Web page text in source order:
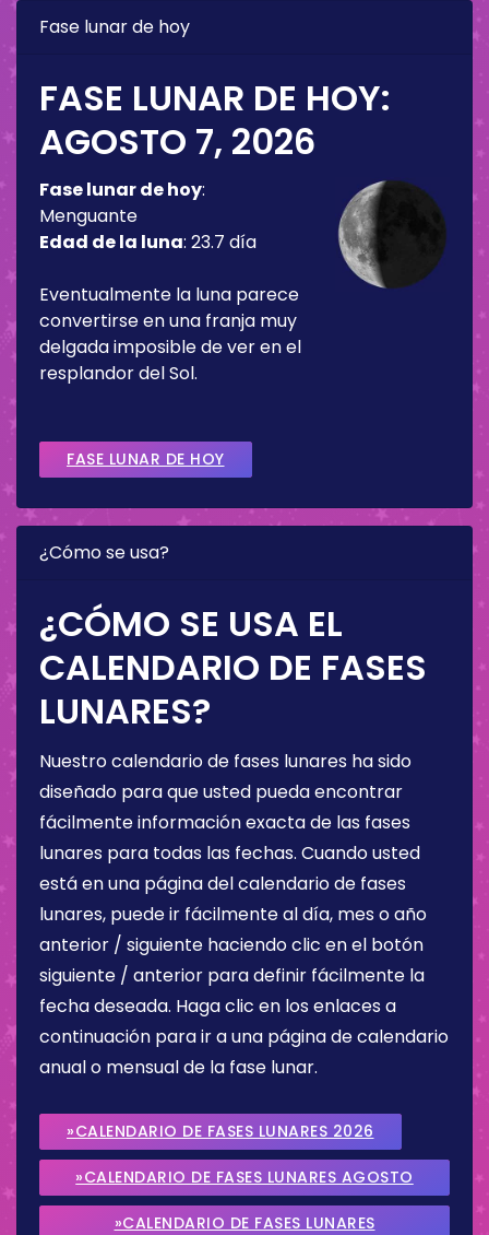
Fase lunar de hoy
FASE LUNAR DE HOY:
AGOSTO 7, 2026
Fase lunar de hoy:
Menguante
Edad de la luna: 23.7 día
Eventualmente la luna parece
convertirse en una franja muy
delgada imposible de ver en el
resplandor del Sol.
FASE LUNAR DE HOY
¿Cómo se usa?
¿CÓMO SE USA EL
CALENDARIO DE FASES
LUNARES?
Nuestro calendario de fases lunares ha sido
diseñado para que usted pueda encontrar
fácilmente información exacta de las fases
lunares para todas las fechas. Cuando usted
está en una página del calendario de fases
lunares, puede ir fácilmente al día, mes o año
anterior / siguiente haciendo clic en el botón
siguiente / anterior para definir fácilmente la
fecha deseada. Haga clic en los enlaces a
continuación para ir a una página de calendario
anual o mensual de la fase lunar.
»CALENDARIO DE FASES LUNARES 2026
»CALENDARIO DE FASES LUNARES AGOSTO
2026
»CALENDARIO DE FASES LUNARES